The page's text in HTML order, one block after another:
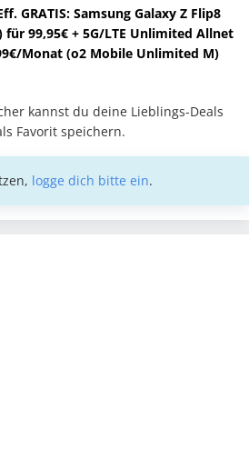
GRATIS: Samsung Galaxy Z Flip8
für 99,95€ + 5G/LTE Unlimited Allnet
Monat (o2 Mobile Unlimited M)
kannst du deine Lieblings-Deals
Favorit speichern.
logge dich bitte ein.